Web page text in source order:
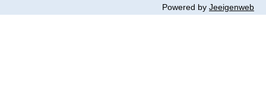
Powered by Jeeigenweb